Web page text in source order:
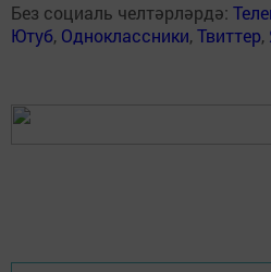
Без социаль челтәрләрдә:
Ютуб, Одноклассники,Твиттер,